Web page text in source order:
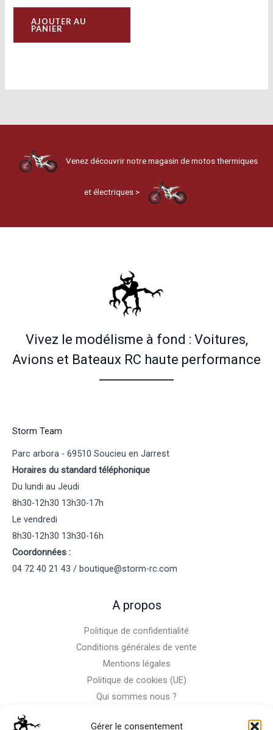
Gérer le consentement
AJOUTER AU
PANIER
Venez découvrir notre magasin de motos thermiques
et électriques >
Vivez le modélisme à fond : Voitures,
Avions et Bateaux RC haute performance
Storm Team
Parc arbora - 69510 Soucieu en Jarrest
Horaires du standard téléphonique
Du lundi au Jeudi
8h30-12h30 13h30-17h
Le vendredi
8h30-12h30 13h30-16h
Coordonnées :
04 72 40 21 43 / boutique@storm-rc.com
A propos
Politique de confidentialité
Conditions générales de vente
Mentions légales
Politique de cookies (UE)
Qui sommes nous ?